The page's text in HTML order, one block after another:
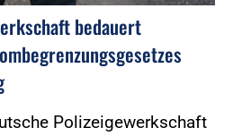
bedauert
Polizeigewerkschaft